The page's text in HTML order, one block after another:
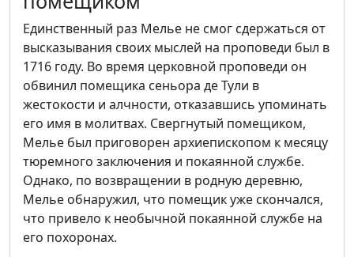
Единственный раз Мелье не смог сдержаться от
высказывания своих мыслей на проповеди был в
1716 году. Во время церковной проповеди он
обвинил помещика сеньора де Тули в
жестокости и алчности, отказавшись упоминать
его имя в молитвах. Свергнутый помещиком,
Мелье был приговорен архиепископом к месяцу
тюремного заключения и покаянной службе.
Однако, по возвращении в родную деревню,
Мелье обнаружил, что помещик уже скончался,
что привело к необычной покаянной службе на
его похоронах.